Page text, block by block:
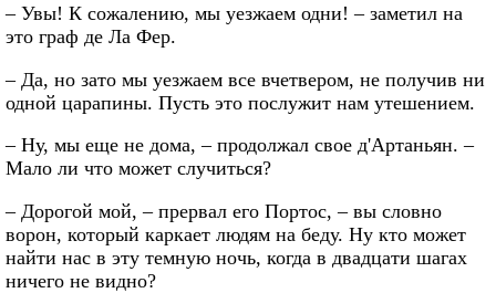
– Увы! К сожалению, мы уезжаем одни! – заметил на
это граф де Ла Фер.
– Да, но зато мы уезжаем все вчетвером, не получив ни
одной царапины. Пусть это послужит нам утешением.
– Ну, мы еще не дома, – продолжал свое д'Артаньян. –
Мало ли что может случиться?
– Дорогой мой, – прервал его Портос, – вы словно
ворон, который каркает людям на беду. Ну кто может
найти нас в эту темную ночь, когда в двадцати шагах
ничего не видно?